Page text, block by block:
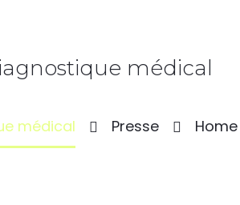
médical
Home
Presse
médical